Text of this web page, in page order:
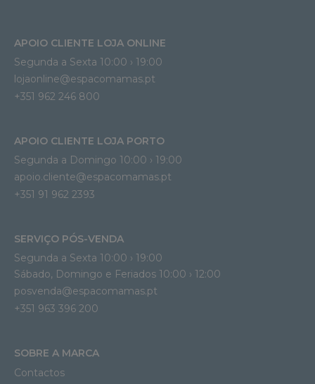
APOIO CLIENTE LOJA ONLINE
Segunda a Sexta 10:00 › 19:00
lojaonline@espacomamas.pt
+351 962 246 800
APOIO CLIENTE LOJA PORTO
Segunda a Domingo 10:00 › 19:00
apoio.cliente@espacomamas.pt
+351 91 962 2393
SERVIÇO PÓS-VENDA
Segunda a Sexta 10:00 › 19:00
Sábado, Domingo e Feriados 10:00 › 12:00
posvenda@espacomamas.pt
+351 963 396 200
SOBRE A MARCA
Contactos